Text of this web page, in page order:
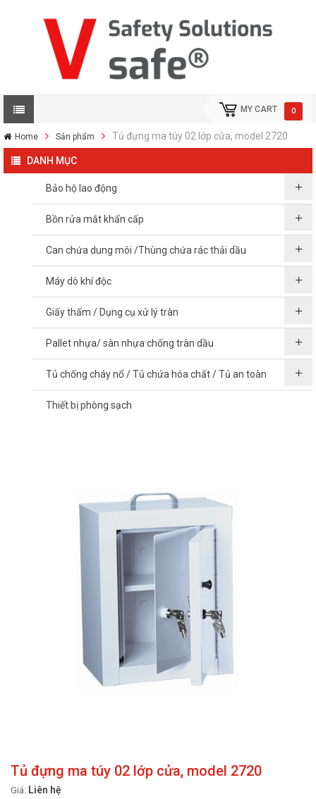
MY CART 0
Home Sản phẩm Tủ đựng ma túy 02 lớp cửa, model 2720
DANH MỤC
Bảo hộ lao động
Bồn rửa mắt khẩn cấp
Can chứa dung môi /Thùng chứa rác thải dầu
Máy dò khí độc
Giấy thấm / Dụng cụ xử lý tràn
Pallet nhựa/ sàn nhựa chống tràn dầu
Tủ chống cháy nổ / Tủ chứa hóa chất / Tủ an toàn
Thiết bị phòng sạch
Tủ đựng ma túy 02 lớp cửa, model 2720
Giá: Liên hệ